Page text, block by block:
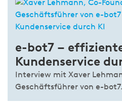
e-bot7 –
Kundenservice
Interview mit Xaver
Geschäftsführer von e-bot7.